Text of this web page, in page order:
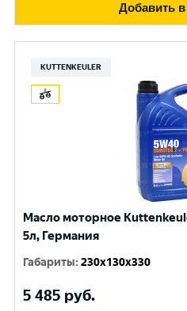
Добавить в
KUTTENKEULER
Масло моторное
5л, Германия
Габариты:230x130x330
5 485 руб.